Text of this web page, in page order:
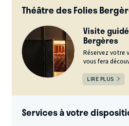
Théâtre des Folies
Visite
Bergères
Réservez votre
vous fera
LIRE PLUS
Services à votre